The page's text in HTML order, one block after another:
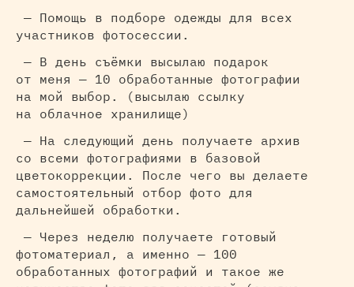
— Помощь в подборе одежды для всех
участников фотосессии.
— В день съёмки высылаю подарок
от меня — 10 обработанные фотографии
на мой выбор. (высылаю ссылку
на облачное хранилище)
— На следующий день получаете архив
со всеми фотографиями в базовой
цветокоррекции. После чего вы делаете
самостоятельный отбор фото для
дальнейшей обработки.
— Через неделю получаете готовый
фотоматериал, а именно — 100
обработанных фотографий и такое же